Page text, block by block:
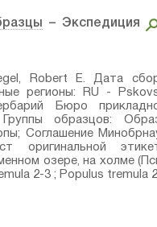
– Экспедиция
Robert E. Дата
регионы: RU -
Бюро
образцов:
Соглашение
оригинальной
озере, на холме
2-3 ; Populus tremula 2